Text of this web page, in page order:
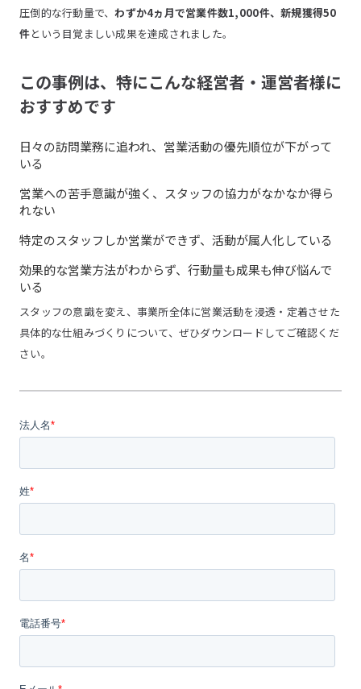
圧倒的な行動量で、わずか4ヵ月で営業件数1,000件、新規獲得50
件という目覚ましい成果を達成されました。
この事例は、特にこんな経営者・運営者様に
おすすめです
日々の訪問業務に追われ、営業活動の優先順位が下がって
いる
営業への苦手意識が強く、スタッフの協力がなかなか得ら
れない
特定のスタッフしか営業ができず、活動が属人化している
効果的な営業方法がわからず、行動量も成果も伸び悩んで
いる
スタッフの意識を変え、事業所全体に営業活動を浸透・定着させた
具体的な仕組みづくりについて、ぜひダウンロードしてご確認くだ
さい。